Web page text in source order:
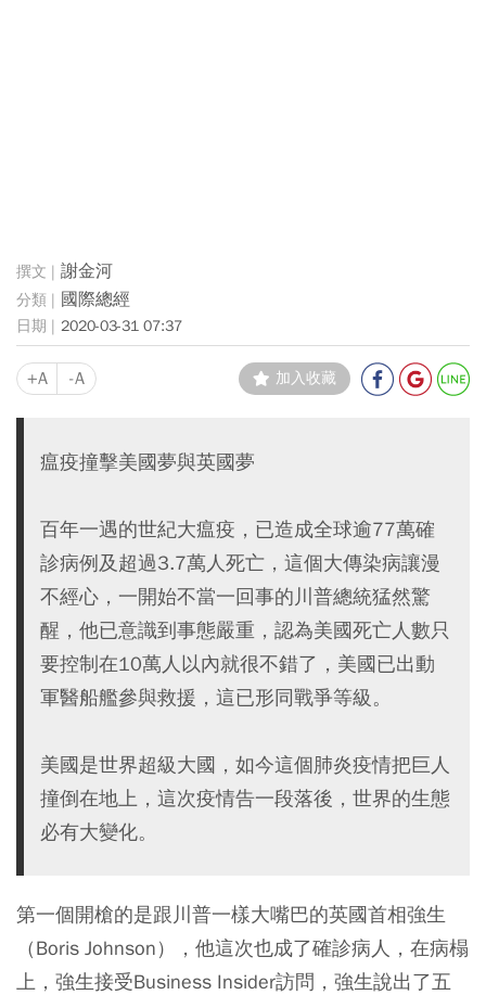
謝金河
國際總經
2020-03-31 07:37
+A -A 加入收藏
瘟疫撞擊美國夢與英國夢
百年一遇的世紀大瘟疫，已造成全球逾77萬確
診病例及超過3.7萬人死亡，這個大傳染病讓漫
不經心，一開始不當一回事的川普總統猛然驚
醒，他已意識到事態嚴重，認為美國死亡人數只
要控制在10萬人以內就很不錯了，美國已出動
軍醫船艦參與救援，這已形同戰爭等級。
美國是世界超級大國，如今這個肺炎疫情把巨人
撞倒在地上，這次疫情告一段落後，世界的生態
必有大變化。
第一個開槍的是跟川普一樣大嘴巴的英國首相強生
（Boris Johnson），他這次也成了確診病人，在病榻
上，強生接受Business Insider訪問，強生說出了五